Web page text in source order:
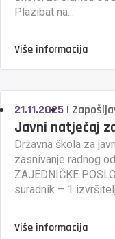
Plazibat na...
Više informacija
21.11.2025 |
Javni natječaj
Državna škola za
zasnivanje radnog
ZAJEDNIČKE
suradnik – 1
Više informacija